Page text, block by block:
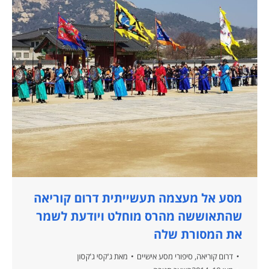
מסע אל מעצמה תעשייתית דרום קוריאה
שהתאוששה מהרס מוחלט ויודעת לשמר
את המסורת שלה
דרום קוריאה, סיפורי מסע אישיים מאת ג'קסי ג'קסון